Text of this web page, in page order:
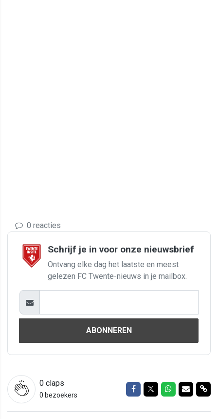
0 reacties
Schrijf je in voor onze nieuwsbrief
Ontvang elke dag het laatste en meest
gelezen FC Twente-nieuws in je mailbox.
ABONNEREN
0 claps
0 bezoekers
Delen op Facebook
Delen op Twitter
Delen op
Delen